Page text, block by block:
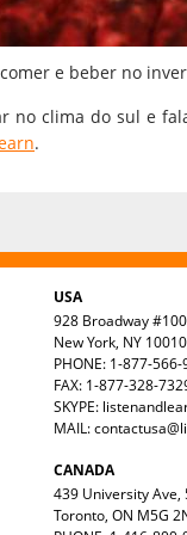
e beber no
no clima do sul e
.
USA
928 Broadway
New York, NY
PHONE: 1-877-
FAX: 1-877-328-
SKYPE:
MAIL:
CANADA
439 University Ave,
Toronto, ON M5G